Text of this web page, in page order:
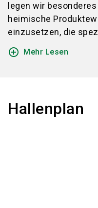
legen wir
heimische
einzusetzen, die
add_circle_outline Mehr Lesen
Hallenplan